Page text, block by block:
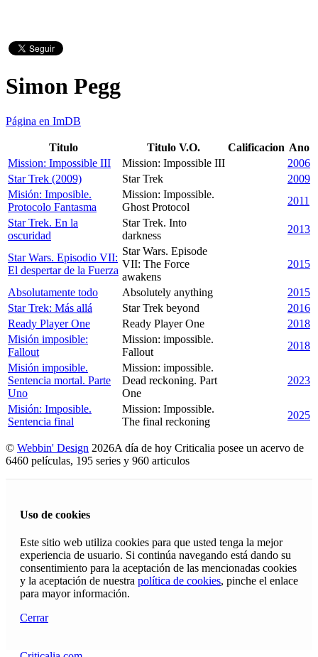
Simon Pegg
Página en ImDB
Titulo Titulo V.O. Calificacion Ano
Mission: Impossible III
Mission: Impossible III
2006
Star Trek (2009)
Star Trek
2009
Misión: Imposible.
Protocolo Fantasma
Mission: Impossible.
Ghost Protocol
2011
Star Trek. En la
oscuridad
Star Trek. Into
darkness
2013
Star Wars. Episodio VII:
El despertar de la Fuerza
Star Wars. Episode
VII: The Force
awakens
2015
Absolutamente todo Absolutely anything
2015
Star Trek: Más allá
Star Trek beyond
2016
Ready Player One
Ready Player One
2018
Misión imposible:
Fallout
Mission: impossible.
Fallout
2018
Misión imposible.
Sentencia mortal. Parte
Uno
Mission: impossible.
Dead reckoning. Part
One
2023
Misión: Imposible.
Sentencia final
Mission: Impossible.
The final reckoning
2025
© Webbin' Design 2026A día de hoy Criticalia posee un acervo de
6460 películas, 195 series y 960 articulos
Uso de cookies
Este sitio web utiliza cookies para que usted tenga la mejor
experiencia de usuario. Si continúa navegando está dando su
consentimiento para la aceptación de las mencionadas cookies
y la aceptación de nuestra política de cookies, pinche el enlace
para mayor información.
Cerrar